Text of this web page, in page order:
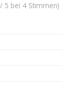
5 bei 4 Stimmen)